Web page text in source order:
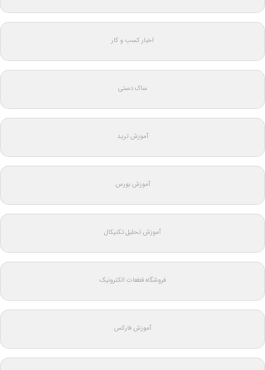
اخبار کسب و کار
ساک دستی
آموزش ترید
آموزش بورس
آموزش تحلیل تکنیکال
فروشگاه قطعات الکترونیک
آموزش فارکس